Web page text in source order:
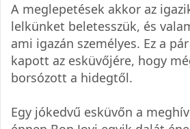
A meglepetések akkor az
lelkünket beletesszük, és
ami igazán személyes. Ez a
kapott az esküvőjére, hogy
borsózott a hidegtől.
Egy jókedvű esküvőn a